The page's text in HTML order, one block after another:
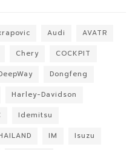
Audi
AVATR
Chery
COCKPIT
Dongfeng
Harley-Davidson
Idemitsu
IM
Isuzu